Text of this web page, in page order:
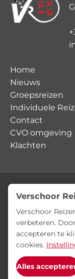
Home
Nieuws
Groepsreizen
Individuele
Contact
CVO omgeving
Klachten
Verschoor
Verschoor
verbeteren.
accepteren te
cookies.
Alles